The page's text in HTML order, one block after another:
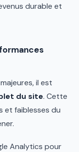
durable et
il est
du site. Cette
et faiblesses du
Analytics pour